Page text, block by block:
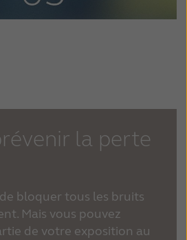
la perte
bloquer tous les bruits
Mais vous pouvez
de votre exposition au